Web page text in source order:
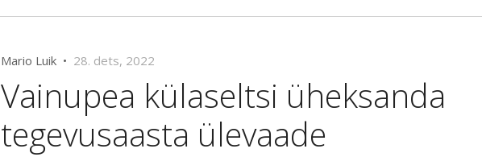
Mario Luik • 28. dets, 2022
Vainupea külaseltsi üheksanda
tegevusaasta ülevaade